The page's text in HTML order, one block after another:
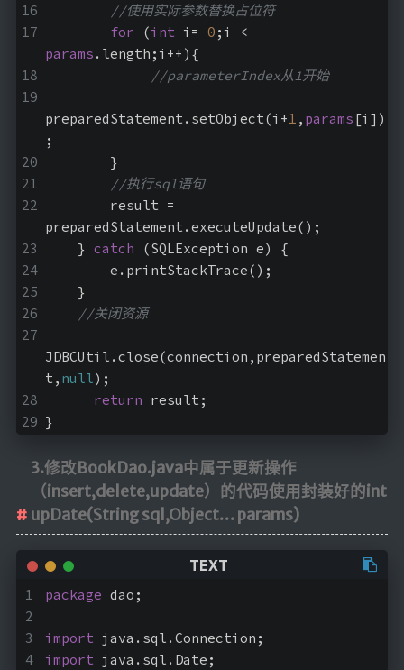
//使用实际参数替换占位符
for (int i= 0
params .length;i++){
//parameterIndex从1开始
preparedStatement.setObject(i+1 , params [i])
;
        }
//执行sql语句
preparedStatement.executeUpdate();
    }
catch (SQLException e) {
        e.printStackTrace();
    }
//关闭资源
JDBCUtil.close(connection,preparedStatemen
t, null);
return result;
}
3.修改BookDao.java中属于更新操作
（insert,delete,update）的代码使用封装好的int
upDate(String sql,Object… params)
package dao;
import java.sql.Connection;
import java.sql.Date;